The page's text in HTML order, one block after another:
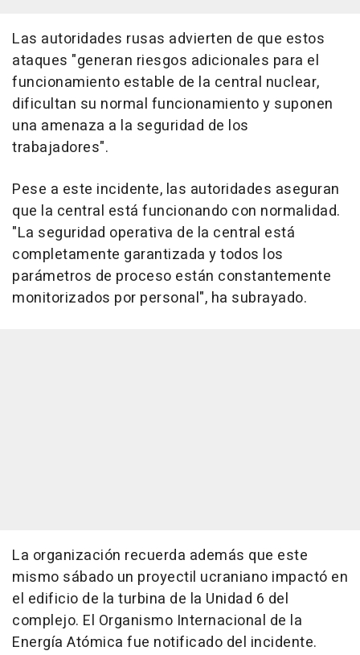
Las autoridades rusas advierten de que estos
ataques "generan riesgos adicionales para el
funcionamiento estable de la central nuclear,
dificultan su normal funcionamiento y suponen
una amenaza a la seguridad de los
trabajadores".
Pese a este incidente, las autoridades aseguran
que la central está funcionando con normalidad.
"La seguridad operativa de la central está
completamente garantizada y todos los
parámetros de proceso están constantemente
monitorizados por personal", ha subrayado.
La organización recuerda además que este
mismo sábado un proyectil ucraniano impactó en
el edificio de la turbina de la Unidad 6 del
complejo. El Organismo Internacional de la
Energía Atómica fue notificado del incidente.